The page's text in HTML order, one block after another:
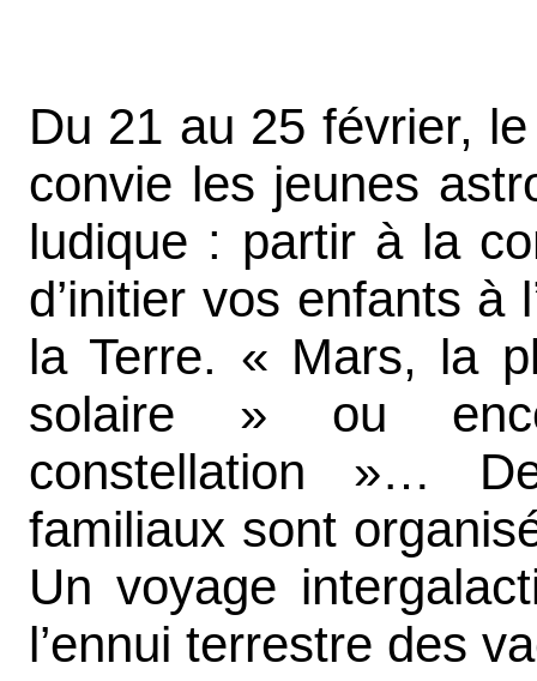
Du 21 au 25 février,
convie les jeunes
ludique : partir à la
d’initier vos enfants à
la Terre. « Mars, la
solaire » ou
constellation »…
familiaux sont
Un voyage
l’ennui terrestre des